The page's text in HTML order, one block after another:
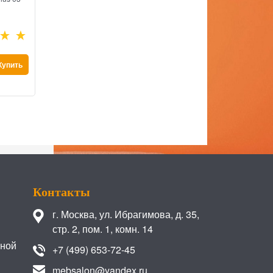
Контакты
г. Москва,ул. Ибрагимова, д. 35,
стр. 2, пом. 1, комн. 14
+7 (499) 653-72-45